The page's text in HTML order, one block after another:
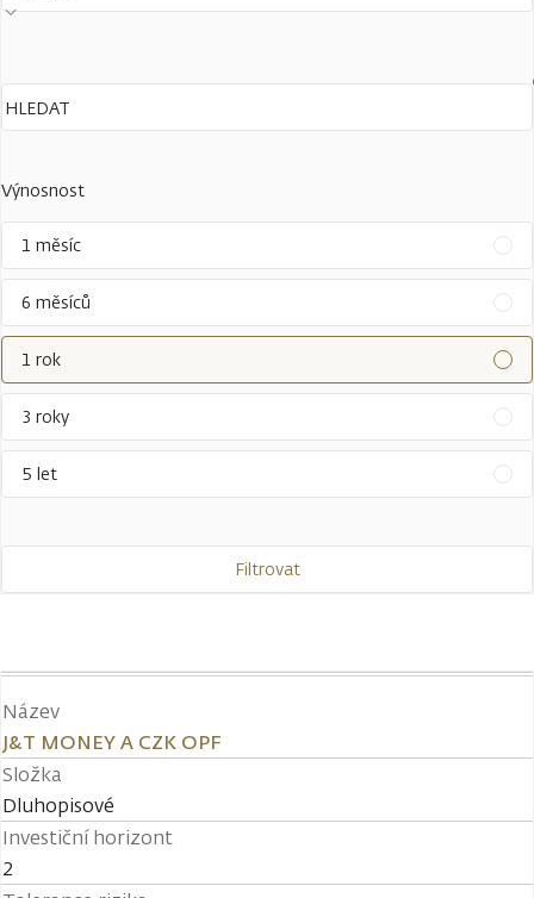
Výnosnost
1 měsíc
6 měsíců
1 rok
3 roky
5 let
Filtrovat
Název
J&T MONEY A CZK OPF
Složka
Dluhopisové
Investiční horizont
2